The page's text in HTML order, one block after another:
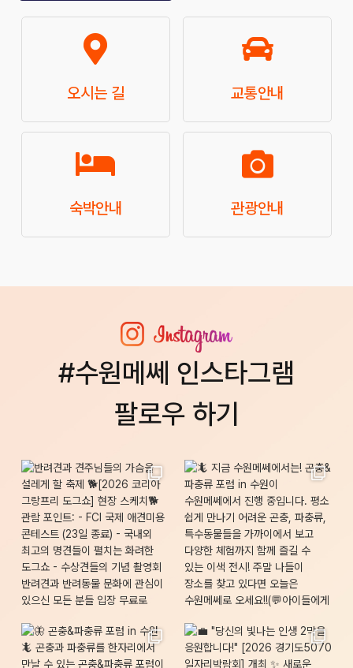
오시는 길 교통안내
숙박안내 관광안내
#수원메쎄 인스타그램
팔로우 하기